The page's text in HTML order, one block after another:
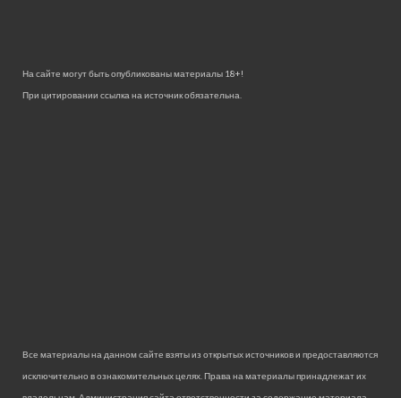
На сайте могут быть опубликованы материалы 18+!
При цитировании ссылка на источник обязательна.
Все материалы на данном сайте взяты из открытых источников и предоставляются
исключительно в ознакомительных целях. Права на материалы принадлежат их